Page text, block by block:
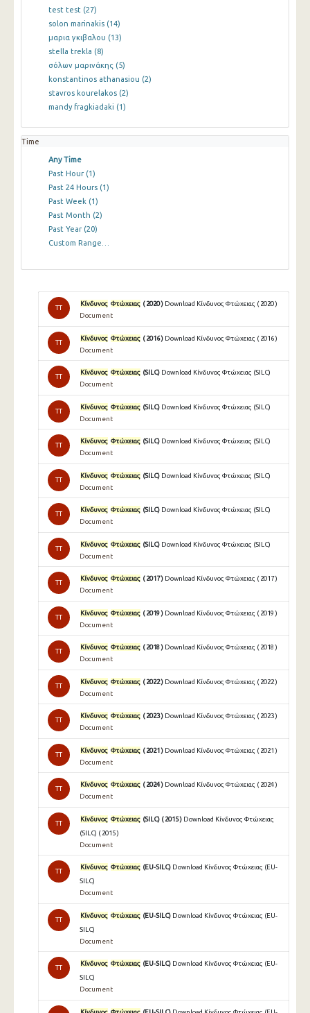
test test (27)
solon marinakis (14)
μαρια γκιβαλου (13)
stella trekla (8)
σόλων μαρινάκης (5)
konstantinos athanasiou (2)
stavros kourelakos (2)
mandy fragkiadaki (1)
Time
Any Time
Past Hour (1)
Past 24 Hours (1)
Past Week (1)
Past Month (2)
Past Year (20)
Custom Range…
TT
Κίνδυνος Φτώχειας ( 2020 ) Download Κίνδυνος Φτώχειας ( 2020 )
Document
TT
Κίνδυνος Φτώχειας ( 2016 ) Download Κίνδυνος Φτώχειας ( 2016 )
Document
TT
Κίνδυνος Φτώχειας (SILC) Download Κίνδυνος Φτώχειας (SILC)
Document
TT
Κίνδυνος Φτώχειας (SILC) Download Κίνδυνος Φτώχειας (SILC)
Document
TT
Κίνδυνος Φτώχειας (SILC) Download Κίνδυνος Φτώχειας (SILC)
Document
TT
Κίνδυνος Φτώχειας (SILC) Download Κίνδυνος Φτώχειας (SILC)
Document
TT
Κίνδυνος Φτώχειας (SILC) Download Κίνδυνος Φτώχειας (SILC)
Document
TT
Κίνδυνος Φτώχειας (SILC) Download Κίνδυνος Φτώχειας (SILC)
Document
TT
Κίνδυνος Φτώχειας ( 2017 ) Download Κίνδυνος Φτώχειας ( 2017 )
Document
TT
Κίνδυνος Φτώχειας ( 2019 ) Download Κίνδυνος Φτώχειας ( 2019 )
Document
TT
Κίνδυνος Φτώχειας ( 2018 ) Download Κίνδυνος Φτώχειας ( 2018 )
Document
TT
Κίνδυνος Φτώχειας ( 2022 ) Download Κίνδυνος Φτώχειας ( 2022 )
Document
TT
Κίνδυνος Φτώχειας ( 2023 ) Download Κίνδυνος Φτώχειας ( 2023 )
Document
TT
Κίνδυνος Φτώχειας ( 2021 ) Download Κίνδυνος Φτώχειας ( 2021 )
Document
TT
Κίνδυνος Φτώχειας ( 2024 ) Download Κίνδυνος Φτώχειας ( 2024 )
Document
TT
Κίνδυνος Φτώχειας (SILC) ( 2015 ) Download Κίνδυνος Φτώχειας
(SILC) ( 2015 )
Document
TT
Κίνδυνος Φτώχειας (EU-SILC) Download Κίνδυνος Φτώχειας (EU-
SILC)
Document
TT
Κίνδυνος Φτώχειας (EU-SILC) Download Κίνδυνος Φτώχειας (EU-
SILC)
Document
TT
Κίνδυνος Φτώχειας (EU-SILC) Download Κίνδυνος Φτώχειας (EU-
SILC)
Document